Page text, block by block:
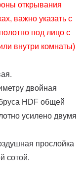
открывания
важно указать с
под лицо с
внутри комнаты)
двойная
HDF общей
усилено двумя
прослойка
сотой.